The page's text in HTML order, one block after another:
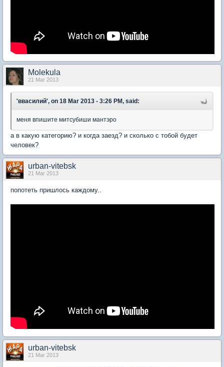
Molekula
21 Mar 2013
'ввасилий', on 18 Mar 2013 - 3:26 PM, said:
меня впишите митсубиши мантэро
а в какую категорию? и когда заезд? и сколько с тобой будет
человек?
urban-vitebsk
21 Mar 2013
попотеть пришлось каждому..
urban-vitebsk
21 Mar 2013